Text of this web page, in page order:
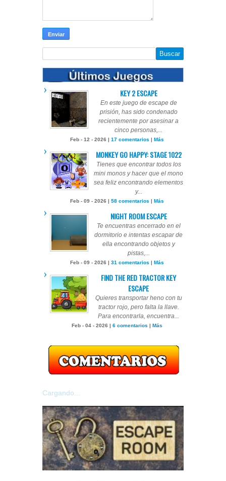
KEY 2 ESCAPE
En este juego de escape de
prisión, has sido condenado
recientemente por asesinar a
cinco personas,...
Feb - 12 - 2026 | 17 comentarios | Más
MONKEY GO HAPPY: STAGE 1022
Tienes que encontrar todos los
mini monos y hacer que el mono
sea feliz encontrando elementos
y...
Feb - 09 - 2026 | 58 comentarios | Más
NIGHT ROOM ESCAPE
Te encuentras encerrado en el
dormitorio e intentas escapar de
ella encontrando objetos y
pistas,...
Feb - 09 - 2026 | 31 comentarios | Más
FIND THE RED TRACTOR KEY
ESCAPE
Quieres transportar heno con tu
tractor rojo, pero falta la llave.
Para encontrarla, encuentra...
Feb - 04 - 2026 | 6 comentarios | Más
Cargando...